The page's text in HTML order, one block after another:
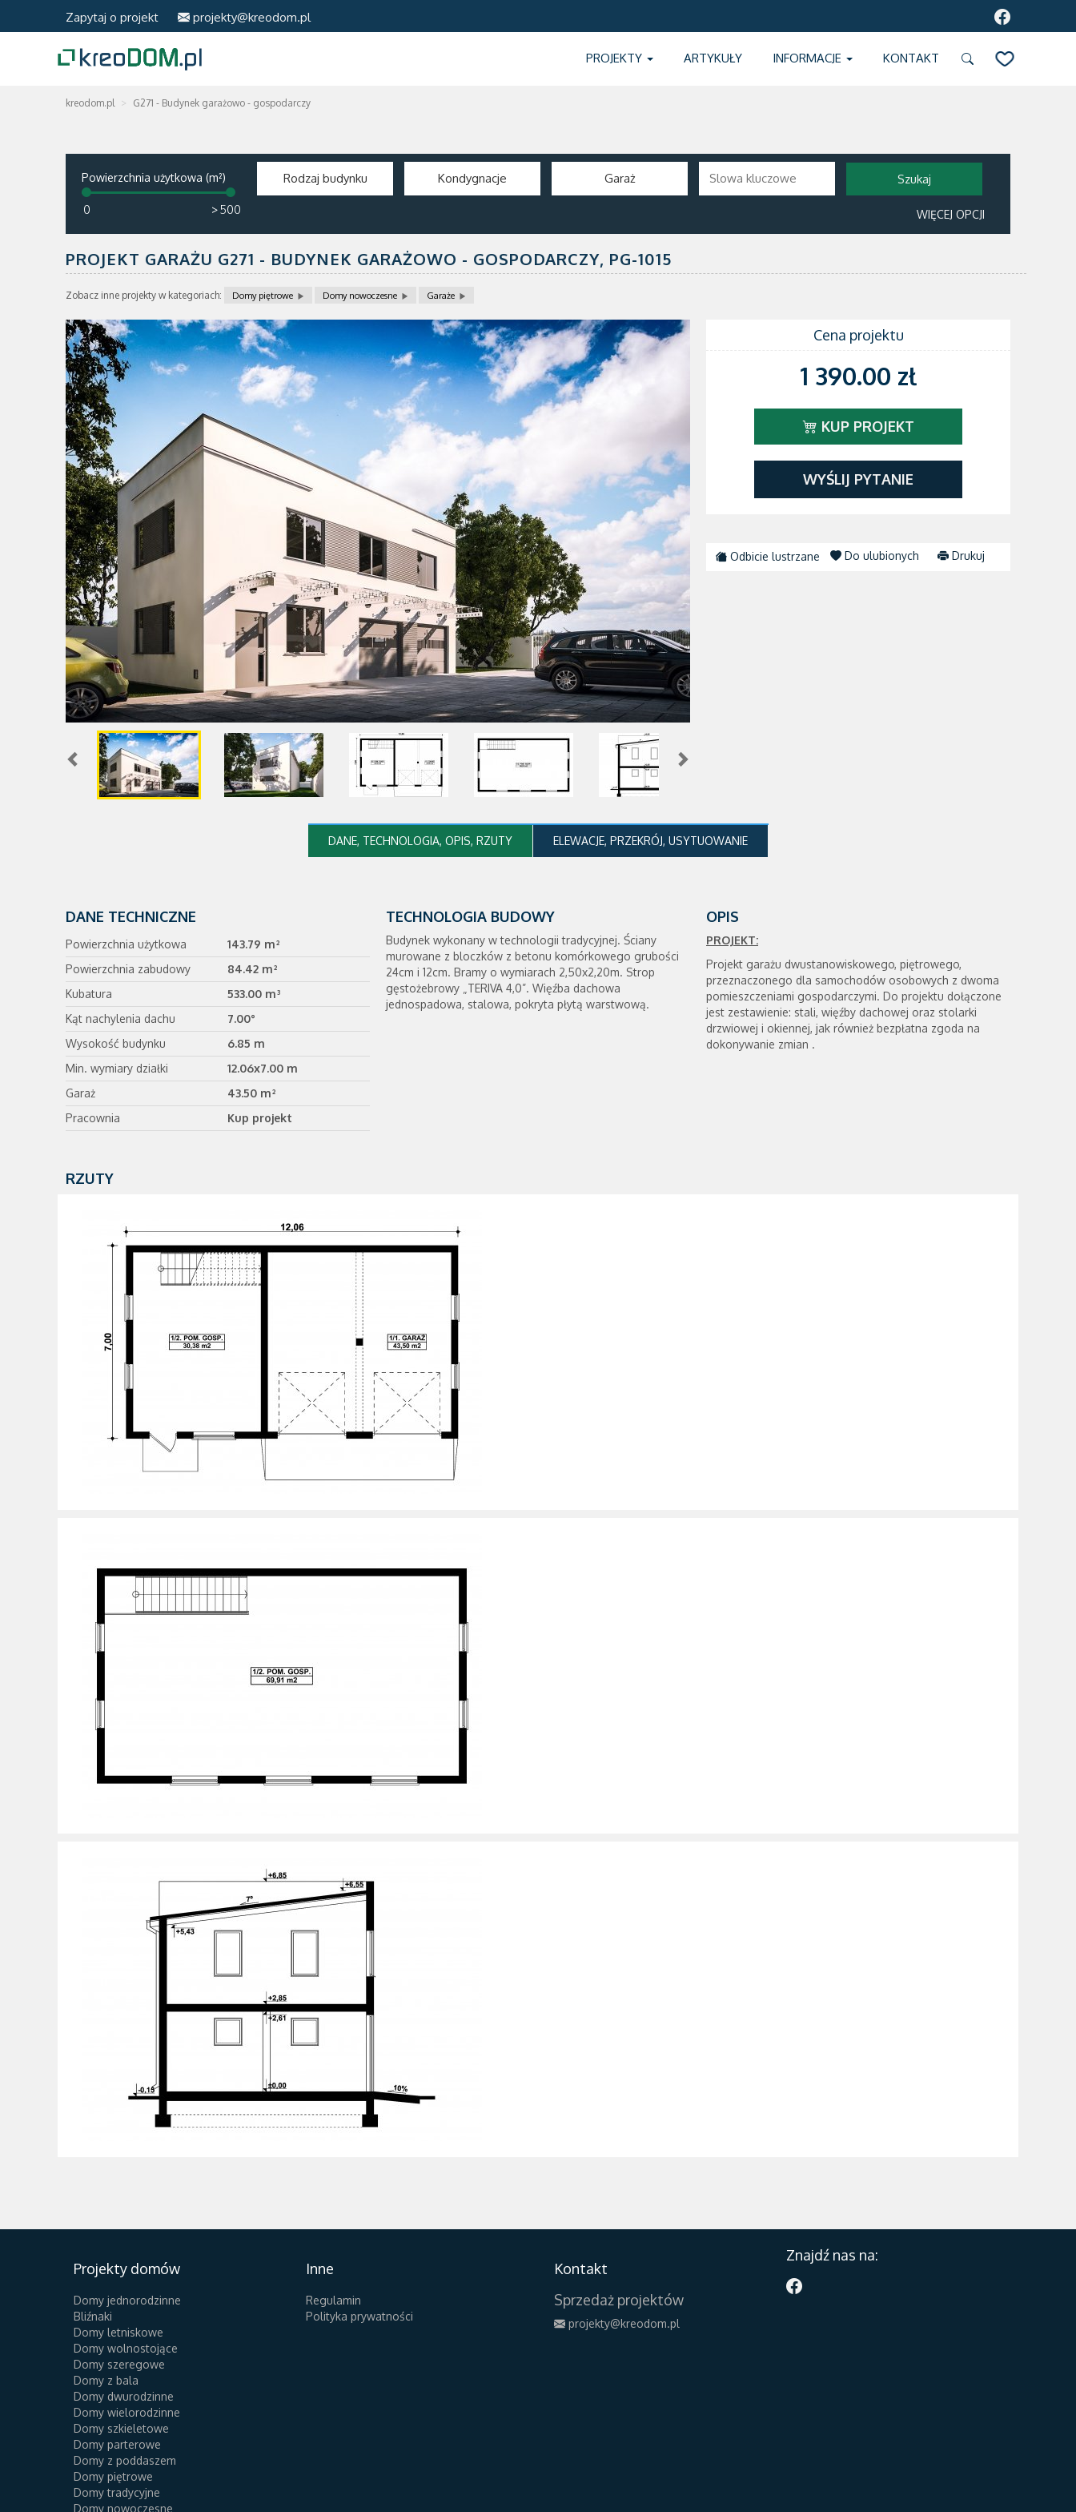
Zapytaj o projekt projekty@kreodom.pl
PROJEKTY ARTYKUŁY INFORMACJE KONTAKT
SCHOWEK
kreodom.pl G271 - Budynek garażowo - gospodarczy
Powierzchnia użytkowa (m²)
>
Rodzaj budynku Kondygnacje Garaż
WIĘCEJ OPCJI
PROJEKT GARAŻU G271 - BUDYNEK GARAŻOWO - GOSPODARCZY, PG-1015
Zobacz inne projekty w kategoriach: Domy piętrowe Domy nowoczesne Garaże
Cena projektu
1 390.00 zł
KUP PROJEKT
WYŚLIJ PYTANIE
Odbicie lustrzane Do ulubionych Drukuj
DANE, TECHNOLOGIA, OPIS, RZUTY ELEWACJE, PRZEKRÓJ, USYTUOWANIE
DANE TECHNICZNE
Powierzchnia użytkowa
143.79 m²
Powierzchnia zabudowy
84.42 m²
Kubatura
533.00 m³
Kąt nachylenia dachu
7.00°
Wysokość budynku
6.85 m
Min. wymiary działki
12.06x7.00 m
Garaż
43.50 m²
Pracownia
Kup projekt
TECHNOLOGIA BUDOWY
Budynek wykonany w technologii tradycyjnej. Ściany
murowane z bloczków z betonu komórkowego grubości
24cm i 12cm. Bramy o wymiarach 2,50x2,20m. Strop
gęstożebrowy „TERIVA 4,0”. Więźba dachowa
jednospadowa, stalowa, pokryta płytą warstwową.
OPIS
PROJEKT:
Projekt garażu dwustanowiskowego, piętrowego,
przeznaczonego dla samochodów osobowych z dwoma
pomieszczeniami gospodarczymi. Do projektu dołączone
jest zestawienie: stali, więźby dachowej oraz stolarki
drzwiowej i okiennej, jak również bezpłatna zgoda na
dokonywanie zmian .
RZUTY
Projekty domów
Domy jednorodzinne
Bliźnaki
Domy letniskowe
Domy wolnostojące
Domy szeregowe
Domy z bala
Domy dwurodzinne
Domy wielorodzinne
Domy szkieletowe
Domy parterowe
Domy z poddaszem
Domy piętrowe
Domy tradycyjne
Domy nowoczesne
Inne
Regulamin
Polityka prywatności
Kontakt
Sprzedaż projektów
projekty@kreodom.pl
Znajdź nas na: